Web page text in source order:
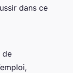
dans ce
de